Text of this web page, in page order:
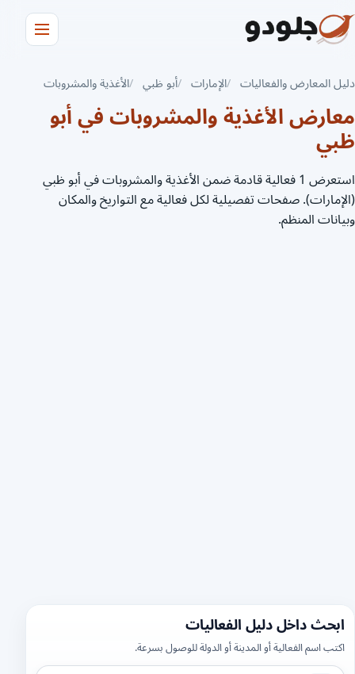
دليل المعارض والفعاليات الإمارات أبو ظبي الأغذية والمشروبات
معارض الأغذية والمشروبات في أبو
ظبي
استعرض 1 فعالية قادمة ضمن الأغذية والمشروبات في أبو ظبي
(الإمارات). صفحات تفصيلية لكل فعالية مع التواريخ والمكان
وبيانات المنظم.
ابحث داخل دليل الفعاليات
اكتب اسم الفعالية أو المدينة أو الدولة للوصول بسرعة.